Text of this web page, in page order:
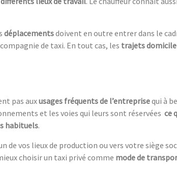
déplacementsdoivent en outre entrer dans le
de taxi. En tout cas, les trajets
pas auxusages fréquents de l’entreprisequi à
et les voies qui leurs sont réservées ce
habituels.
vos lieux de production ou vers votre siège
choisir un taxi privé comme mode de